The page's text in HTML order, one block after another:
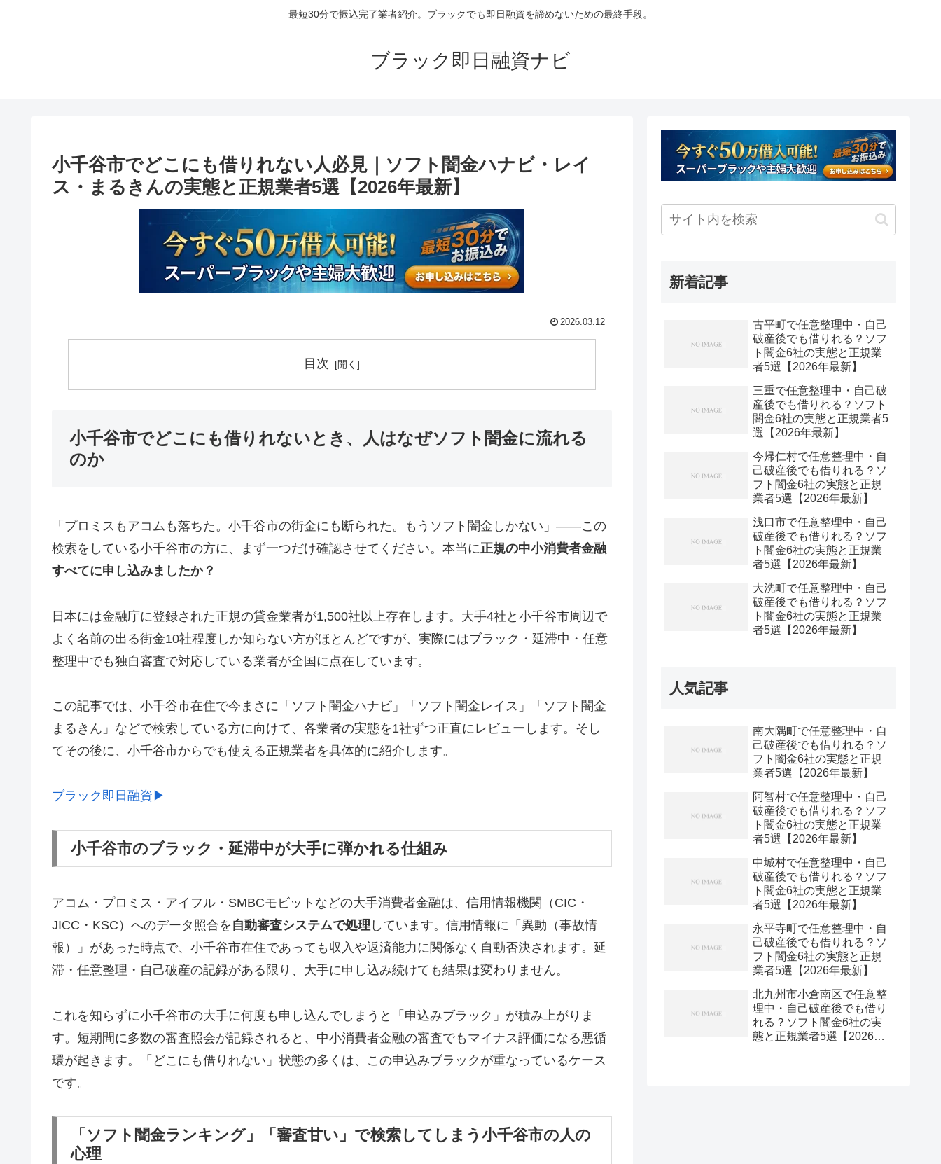
最短30分で振込完了業者紹介。ブラックでも即日融資を諦めないための最終手段。
ブラック即日融資ナビ
小千谷市でどこにも借りれない人必見｜ソフト闇金ハナビ・レイ
ス・まるきんの実態と正規業者5選【2026年最新】
2026.03.12
目次
小千谷市でどこにも借りれないとき、人はなぜソフト闇金に流れる
のか
「プロミスもアコムも落ちた。小千谷市の街金にも断られた。もうソフト闇金しかない」——この
検索をしている小千谷市の方に、まず一つだけ確認させてください。本当に正規の中小消費者金融
すべてに申し込みましたか？
日本には金融庁に登録された正規の貸金業者が1,500社以上存在します。大手4社と小千谷市周辺で
よく名前の出る街金10社程度しか知らない方がほとんどですが、実際にはブラック・延滞中・任意
整理中でも独自審査で対応している業者が全国に点在しています。
この記事では、小千谷市在住で今まさに「ソフト闇金ハナビ」「ソフト闇金レイス」「ソフト闇金
まるきん」などで検索している方に向けて、各業者の実態を1社ずつ正直にレビューします。そし
てその後に、小千谷市からでも使える正規業者を具体的に紹介します。
ブラック即日融資▶
小千谷市のブラック・延滞中が大手に弾かれる仕組み
アコム・プロミス・アイフル・SMBCモビットなどの大手消費者金融は、信用情報機関（CIC・
JICC・KSC）へのデータ照合を 自動審査システムで処理 しています。信用情報に「異動（事故情
報）」があった時点で、小千谷市在住であっても収入や返済能力に関係なく自動否決されます。延
滞・任意整理・自己破産の記録がある限り、大手に申し込み続けても結果は変わりません。
これを知らずに小千谷市の大手に何度も申し込んでしまうと「申込みブラック」が積み上がりま
す。短期間に多数の審査照会が記録されると、中小消費者金融の審査でもマイナス評価になる悪循
環が起きます。「どこにも借りれない」状態の多くは、この申込みブラックが重なっているケース
です。
「ソフト闇金ランキング」「審査甘い」で検索してしまう小千谷市の人の
心理
新着記事
古平町で任意整理中・自己
破産後でも借りれる？ソフ
ト闇金6社の実態と正規業
者5選【2026年最新】
三重で任意整理中・自己破
産後でも借りれる？ソフト
闇金6社の実態と正規業者5
選【2026年最新】
今帰仁村で任意整理中・自
己破産後でも借りれる？ソ
フト闇金6社の実態と正規
業者5選【2026年最新】
浅口市で任意整理中・自己
破産後でも借りれる？ソフ
ト闇金6社の実態と正規業
者5選【2026年最新】
大洗町で任意整理中・自己
破産後でも借りれる？ソフ
ト闇金6社の実態と正規業
者5選【2026年最新】
人気記事
南大隅町で任意整理中・自
己破産後でも借りれる？ソ
フト闇金6社の実態と正規
業者5選【2026年最新】
阿智村で任意整理中・自己
破産後でも借りれる？ソフ
ト闇金6社の実態と正規業
者5選【2026年最新】
中城村で任意整理中・自己
破産後でも借りれる？ソフ
ト闇金6社の実態と正規業
者5選【2026年最新】
永平寺町で任意整理中・自
己破産後でも借りれる？ソ
フト闇金6社の実態と正規
業者5選【2026年最新】
北九州市小倉南区で任意整
理中・自己破産後でも借り
れる？ソフト闇金6社の実
態と正規業者5選【2026年